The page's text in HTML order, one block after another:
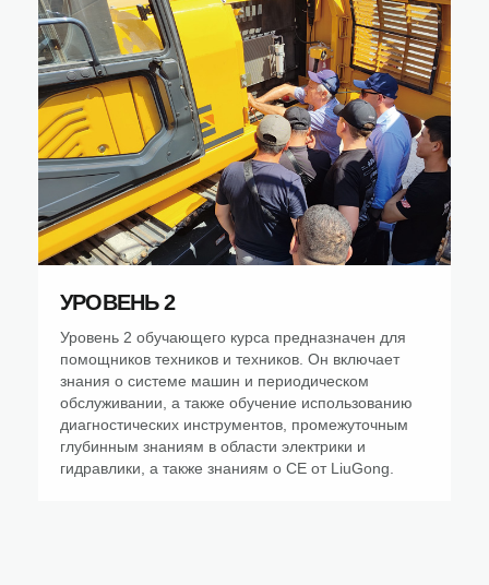
УРОВЕНЬ 2
Уровень 2 обучающего курса предназначен для
помощников техников и техников. Он включает
знания о системе машин и периодическом
обслуживании, а также обучение использованию
диагностических инструментов, промежуточным
глубинным знаниям в области электрики и
гидравлики, а также знаниям о CE от LiuGong.